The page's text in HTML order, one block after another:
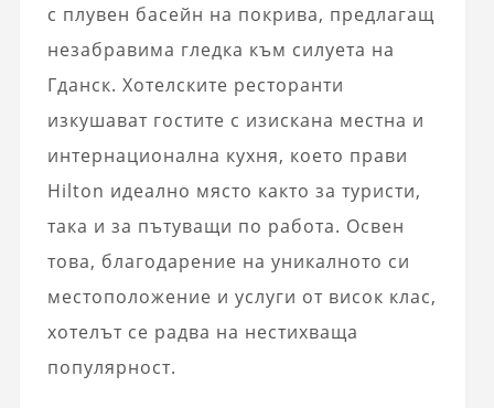
с плувен басейн на покрива, предлагащ
незабравима гледка към силуета на
Гданск. Хотелските ресторанти
изкушават гостите с изискана местна и
интернационална кухня, което прави
Hilton идеално място както за туристи,
така и за пътуващи по работа. Освен
това, благодарение на уникалното си
местоположение и услуги от висок клас,
хотелът се радва на нестихваща
популярност.